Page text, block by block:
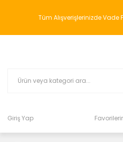
Tüm Alışverişlerinizde Vade
Giriş Yap